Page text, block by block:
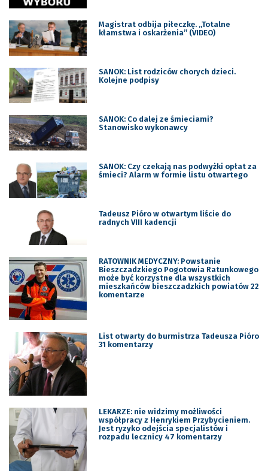
Magistrat odbija piłeczkę. „Totalne
kłamstwa i oskarżenia” (VIDEO)
SANOK: List rodziców chorych dzieci.
Kolejne podpisy
SANOK: Co dalej ze śmieciami?
Stanowisko wykonawcy
SANOK: Czy czekają nas podwyżki opłat za
śmieci? Alarm w formie listu otwartego
Tadeusz Pióro w otwartym liście do
radnych VIII kadencji
RATOWNIK MEDYCZNY: Powstanie
Bieszczadzkiego Pogotowia Ratunkowego
może być korzystne dla wszystkich
mieszkańców bieszczadzkich powiatów 22
komentarze
List otwarty do burmistrza Tadeusza Pióro
31 komentarzy
LEKARZE: nie widzimy możliwości
współpracy z Henrykiem Przybycieniem.
Jest ryzyko odejścia specjalistów i
rozpadu lecznicy 47 komentarzy